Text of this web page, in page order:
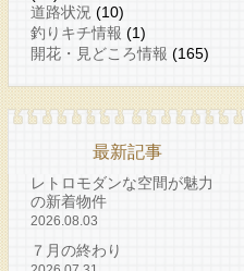
道路状況 (10)
釣りキチ情報 (1)
開花・見どころ情報 (165)
最新記事
レトロモダンな空間が魅力
の新着物件
2026.08.03
７月の終わり